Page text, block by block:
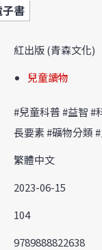
子書
紅出版 (青森文化)
兒童讀物
#兒童科普 #益智 #
長要素 #礦物分類
繁體中文
2023-06-15
104
9789888822638